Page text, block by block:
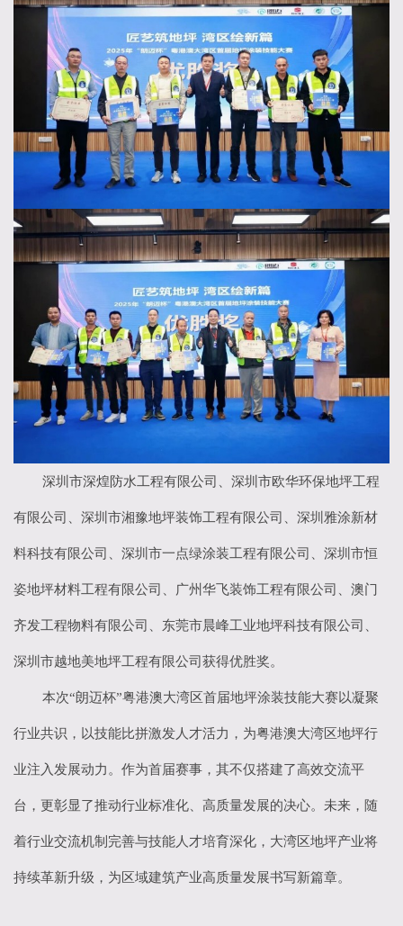
深圳市深煌防水工程有限公司、深圳市欧华环保地坪工程
有限公司、深圳市湘豫地坪装饰工程有限公司、深圳雅涂新材
料科技有限公司、深圳市一点绿涂装工程有限公司、深圳市恒
姿地坪材料工程有限公司、广州华飞装饰工程有限公司、澳门
齐发工程物料有限公司、东莞市晨峰工业地坪科技有限公司、
深圳市越地美地坪工程有限公司获得优胜奖。
本次“朗迈杯”粤港澳大湾区首届地坪涂装技能大赛以凝聚
行业共识，以技能比拼激发人才活力，为粤港澳大湾区地坪行
业注入发展动力。作为首届赛事，其不仅搭建了高效交流平
台，更彰显了推动行业标准化、高质量发展的决心。未来，随
着行业交流机制完善与技能人才培育深化，大湾区地坪产业将
持续革新升级，为区域建筑产业高质量发展书写新篇章。